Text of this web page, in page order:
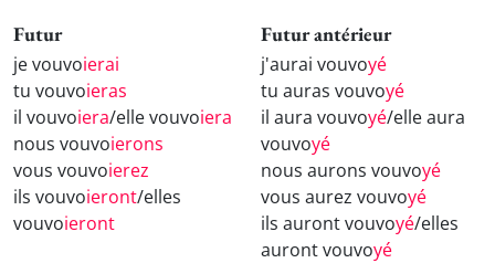
Futur
je vouvoierai
tu vouvoieras
il vouvoiera/elle vouvoiera
nous vouvoierons
vous vouvoierez
ils vouvoieront/elles
vouvoieront
Futur antérieur
j'aurai vouvoyé
tu auras vouvoyé
il aura vouvoyé/elle aura
vouvoyé
nous aurons vouvoyé
vous aurez vouvoyé
ils auront vouvoyé/elles
auront vouvoyé